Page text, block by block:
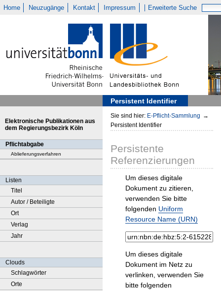
Home Neuzugänge Kontakt Impressum Erweiterte Suche
Persistent Identifier
Elektronische Publikationen aus
dem Regierungsbezirk Köln
Pflichtabgabe
Ablieferungsverfahren
Listen
Titel
Autor / Beteiligte
Ort
Verlag
Jahr
Clouds
Schlagwörter
Orte
Sie sind hier: E-Pflicht-Sammlung →
Persistent Identifier
Persistente
Referenzierungen
Um dieses digitale
Dokument zu zitieren,
verwenden Sie bitte
folgenden Uniform
Resource Name (URN)
Um dieses digitale
Dokument im Netz zu
verlinken, verwenden Sie
bitte folgenden